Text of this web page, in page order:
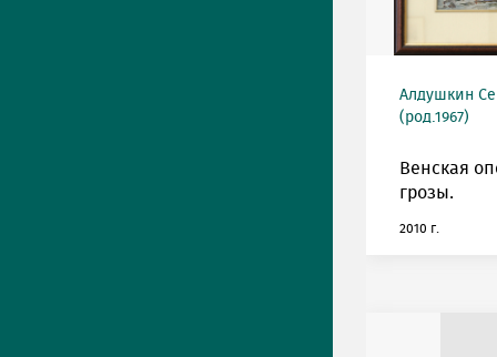
Алдушкин
(род.1967)
Венская
грозы.
2010 г.